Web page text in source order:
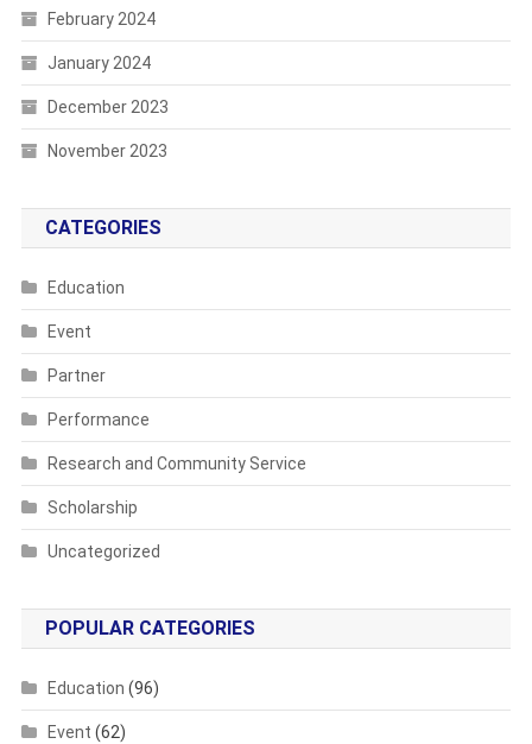
February 2024
January 2024
December 2023
November 2023
CATEGORIES
Education
Event
Partner
Performance
Research and Community Service
Scholarship
Uncategorized
POPULAR CATEGORIES
Education (96)
Event (62)